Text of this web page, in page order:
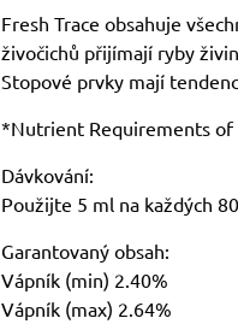
Fresh Trace obsahuje
živočichů přijímají ryby
Stopové prvky mají
*Nutrient Requirements of
Dávkování:
Použijte 5 ml na každých
Garantovaný obsah:
Vápník (min) 2.40%
Vápník (max) 2.64%